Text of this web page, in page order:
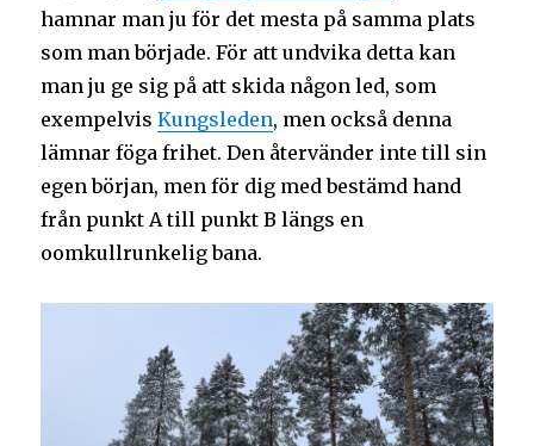
hamnar man ju för det mesta på samma plats
som man började. För att undvika detta kan
man ju ge sig på att skida någon led, som
exempelvisKungsleden, men också denna
lämnar föga frihet. Den återvänder inte till sin
egen början, men för dig med bestämd hand
från punkt A till punkt B längs en
oomkullrunkelig bana.